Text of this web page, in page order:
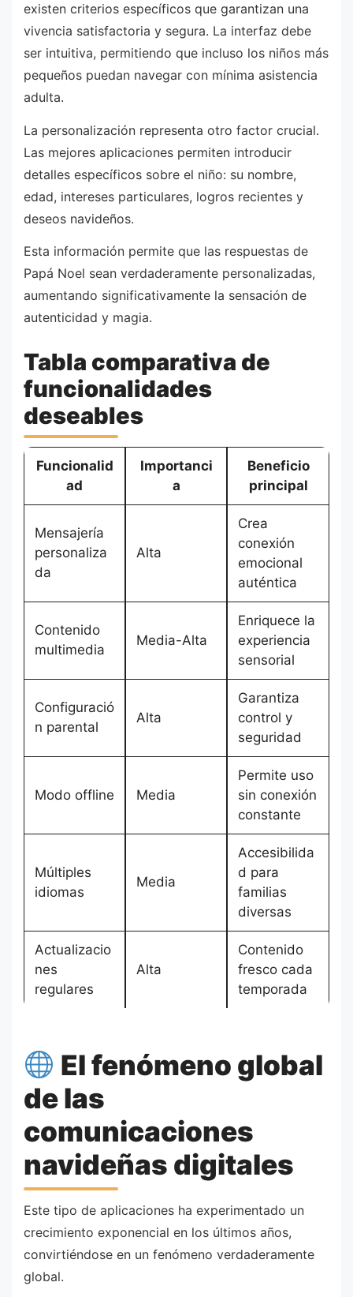
existen criterios específicos que garantizan una
vivencia satisfactoria y segura. La interfaz debe
ser intuitiva, permitiendo que incluso los niños más
pequeños puedan navegar con mínima asistencia
adulta.
La personalización representa otro factor crucial.
Las mejores aplicaciones permiten introducir
detalles específicos sobre el niño: su nombre,
edad, intereses particulares, logros recientes y
deseos navideños.
Esta información permite que las respuestas de
Papá Noel sean verdaderamente personalizadas,
aumentando significativamente la sensación de
autenticidad y magia.
Tabla comparativa de
funcionalidades
deseables
Funcionalid
ad
Importanci
a
Beneficio
principal
Mensajería
personaliza
da
Alta
Crea
conexión
emocional
auténtica
Contenido
multimedia
Media-Alta
Enriquece la
experiencia
sensorial
Configuració
n parental
Alta
Garantiza
control y
seguridad
Modo offline Media
Permite uso
sin conexión
constante
Múltiples
idiomas
Media
Accesibilida
d para
familias
diversas
Actualizacio
nes
regulares
Alta
Contenido
fresco cada
temporada
El fenómeno global
de las
comunicaciones
navideñas digitales
Este tipo de aplicaciones ha experimentado un
crecimiento exponencial en los últimos años,
convirtiéndose en un fenómeno verdaderamente
global.